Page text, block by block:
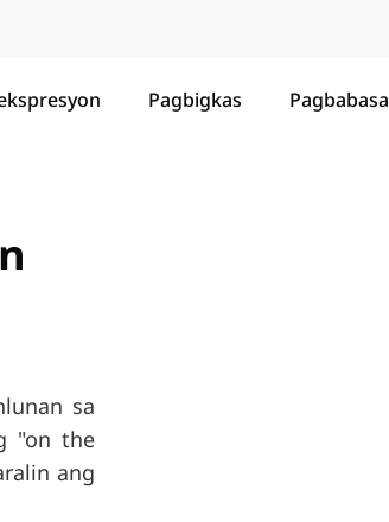
Pagbigkas Pagbabasa
sa
"on the
ang